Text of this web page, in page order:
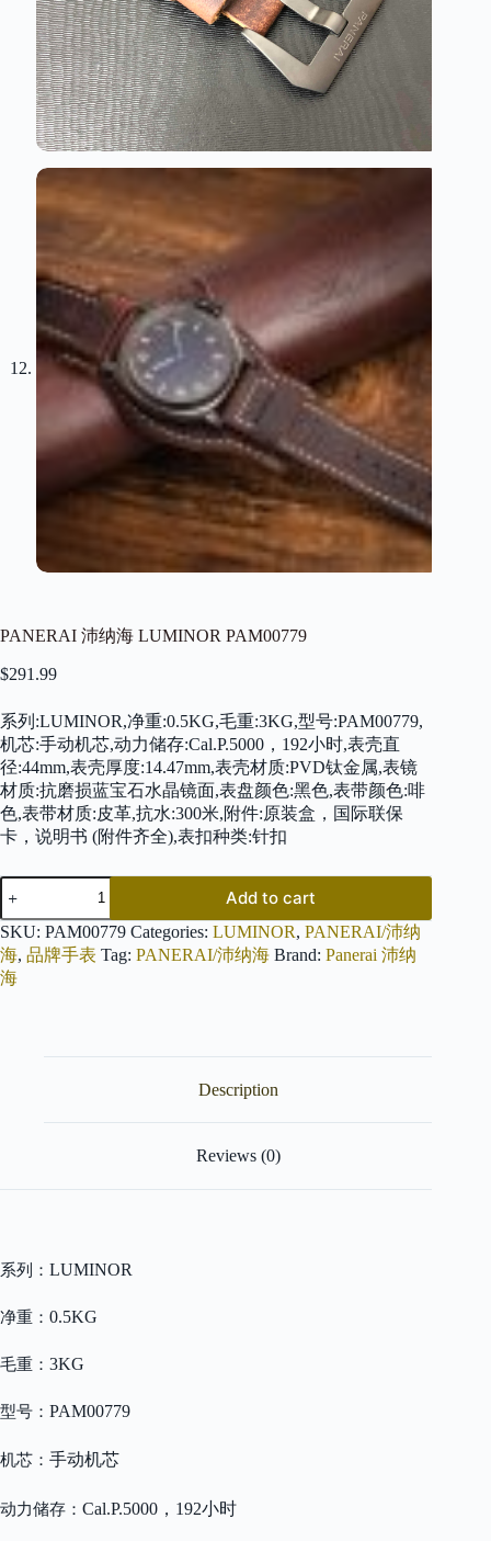
PANERAI 沛纳海 LUMINOR PAM00779
$291.99
系列:LUMINOR,净重:0.5KG,毛重:3KG,型号:PAM00779,
机芯:手动机芯,动力储存:Cal.P.5000，192小时,表壳直
径:44mm,表壳厚度:14.47mm,表壳材质:PVD钛金属,表镜
材质:抗磨损蓝宝石水晶镜面,表盘颜色:黑色,表带颜色:啡
色,表带材质:皮革,抗水:300米,附件:原装盒，国际联保
卡，说明书 (附件齐全),表扣种类:针扣
PANERAI
沛
纳
海
LUMINOR
PAM00779
Add to cart
SKU: PAM00779 Categories: LUMINOR, PANERAI/沛纳
海, 品牌手表 Tag: PANERAI/沛纳海 Brand: Panerai 沛纳
海
Description
Reviews (0)
系列： LUMINOR
净重： 0.5KG
毛重： 3KG
型号： PAM00779
机芯： 手动机芯
动力储存： Cal.P.5000，192小时